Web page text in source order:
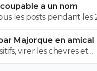
tu serais commis
en plus ce n'est pas si
de temps additionel
fois rien a voir de
Mais
puisque tu n'as jamais
a un nom
les posts pendant les
cet imposteur ... et
me faire avaler sa
Majorque en amical
virer les chevres et
bien vu.